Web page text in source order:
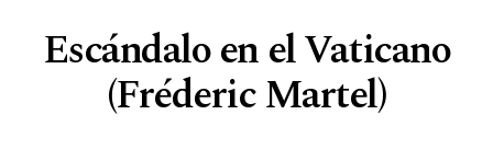
Escándalo en el Vaticano
(Fréderic Martel)